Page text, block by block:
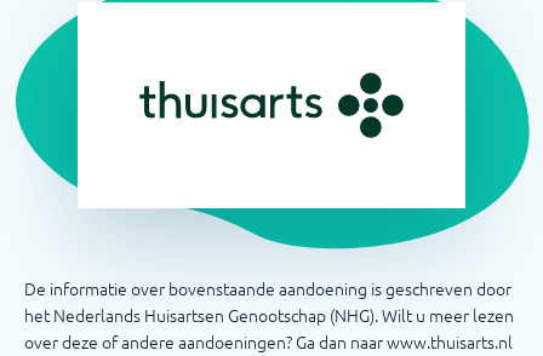
De informatie over bovenstaande aandoening is geschreven door
het Nederlands Huisartsen Genootschap (NHG). Wilt u meer lezen
over deze of andere aandoeningen? Ga dan naar www.thuisarts.nl